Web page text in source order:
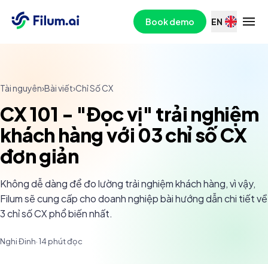
Book demo EN
Tài nguyên›Bài viết›Chỉ Số CX
CX 101 - "Đọc vị" trải nghiệm
khách hàng với 03 chỉ số CX
đơn giản
Không dễ dàng để đo lường trải nghiệm khách hàng, vì vậy,
Filum sẽ cung cấp cho doanh nghiệp bài hướng dẫn chi tiết về
3 chỉ số CX phổ biến nhất.
Nghi Đinh·14 phút đọc